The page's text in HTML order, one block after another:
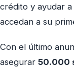
crédito y ayudar a
accedan a su
Con el último
asegurar 50.000